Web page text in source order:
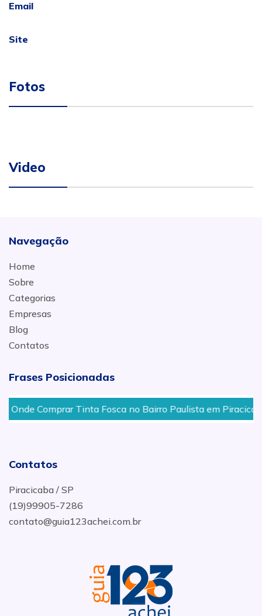
Email
Site
Fotos
Video
Navegação
Home
Sobre
Categorias
Empresas
Blog
Contatos
Frases Posicionadas
Onde Comprar Tinta Fosca no Bairro Paulista em
Contatos
Piracicaba / SP
(19)99905-7286
contato@guia123achei.com.br